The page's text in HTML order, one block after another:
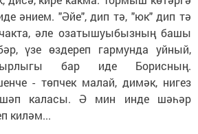
әнием. "Әйе", дип тә, "юк" дип тә
әле озатышуыбызның башы
үзе өздереп гармунда уйный,
бар иде Борисның.
- төпчек малай, димәк, нигез
каласы. Ә мин инде шәһәр
киләм...